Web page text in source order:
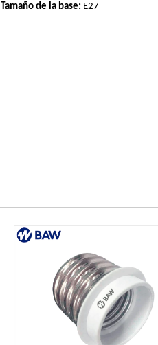
Tamaño de la base: E27